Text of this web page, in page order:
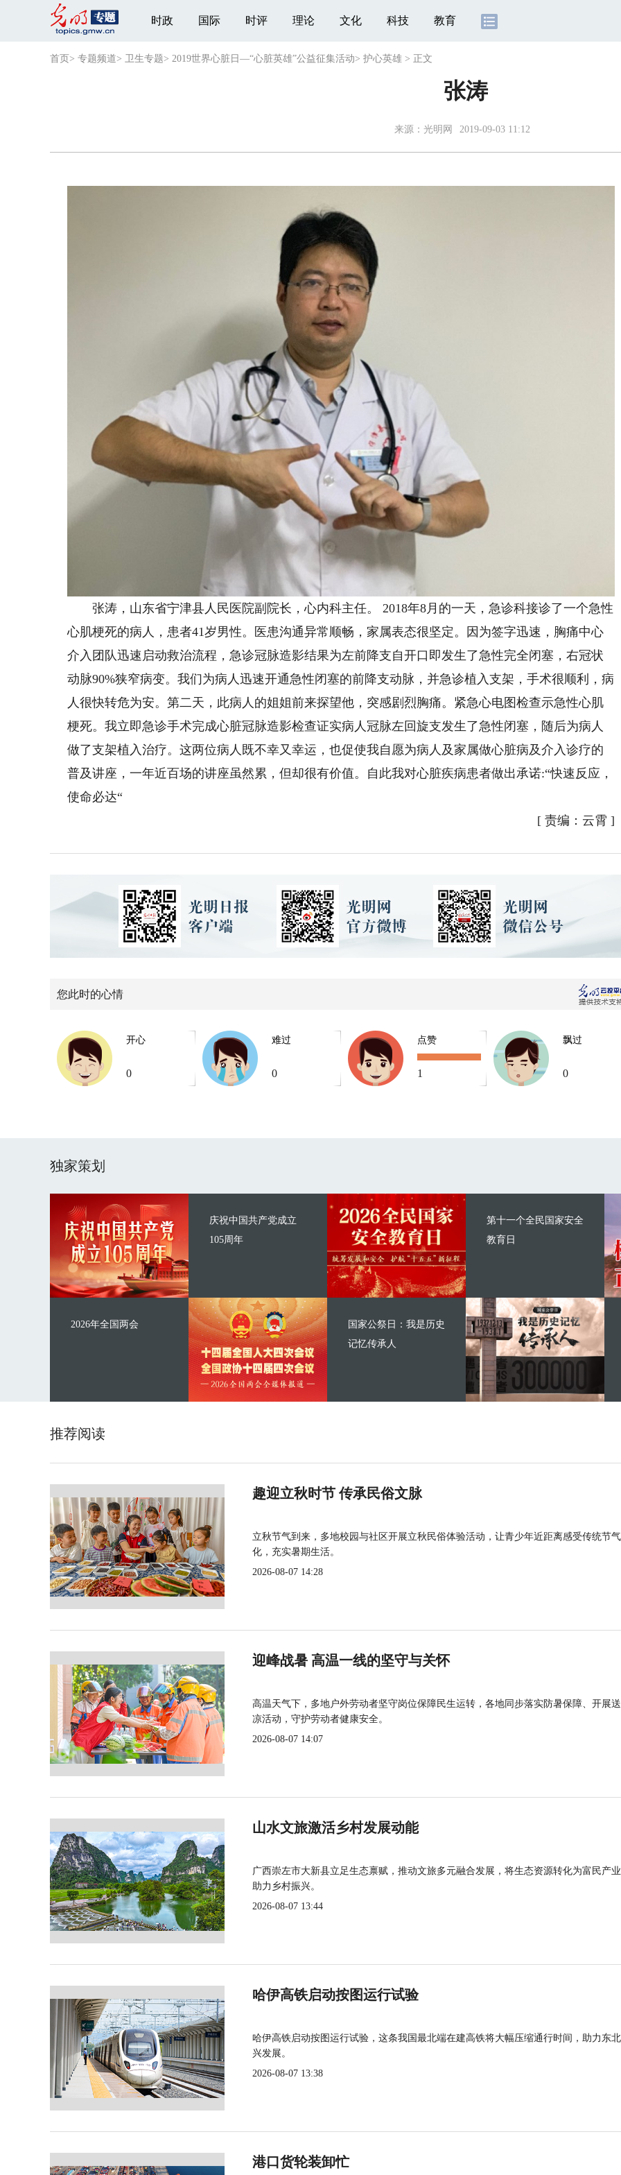
时政 国际 时评 理论 文化 科技 教育
首页 > 专题频道> 卫生专题> 2019世界心脏日—“心脏英雄”公益征集活动> 护心英雄 > 正文
张涛
来源：光明网 2019-09-03 11:12
张涛，山东省宁津县人民医院副院长，心内科主任。 2018年8月的一天，急诊科接诊了一个急性
心肌梗死的病人，患者41岁男性。医患沟通异常顺畅，家属表态很坚定。因为签字迅速，胸痛中心
介入团队迅速启动救治流程，急诊冠脉造影结果为左前降支自开口即发生了急性完全闭塞，右冠状
动脉90%狭窄病变。我们为病人迅速开通急性闭塞的前降支动脉，并急诊植入支架，手术很顺利，病
人很快转危为安。第二天，此病人的姐姐前来探望他，突感剧烈胸痛。紧急心电图检查示急性心肌
梗死。我立即急诊手术完成心脏冠脉造影检查证实病人冠脉左回旋支发生了急性闭塞，随后为病人
做了支架植入治疗。这两位病人既不幸又幸运，也促使我自愿为病人及家属做心脏病及介入诊疗的
普及讲座，一年近百场的讲座虽然累，但却很有价值。自此我对心脏疾病患者做出承诺:“快速反应，
使命必达“
[ 责编：云霄 ]
您此时的心情
开心
0
难过
0
点赞
1
飘过
0
独家策划
庆祝中国共产党成立
105周年
2026年全国两会
第十一个全民国家安全
教育日
国家公祭日：我是历史
记忆传承人
推荐阅读
趣迎立秋时节 传承民俗文脉
立秋节气到来，多地校园与社区开展立秋民俗体验活动，让青少年近距离感受传统节
化，充实暑期生活。
2026-08-07 14:28
迎峰战暑 高温一线的坚守与关怀
高温天气下，多地户外劳动者坚守岗位保障民生运转，各地同步落实防暑保障、开展
凉活动，守护劳动者健康安全。
2026-08-07 14:07
山水文旅激活乡村发展动能
广西崇左市大新县立足生态禀赋，推动文旅多元融合发展，将生态资源转化为富民产
助力乡村振兴。
2026-08-07 13:44
哈伊高铁启动按图运行试验
哈伊高铁启动按图运行试验，这条我国最北端在建高铁将大幅压缩通行时间，助力东
兴发展。
2026-08-07 13:38
港口货轮装卸忙